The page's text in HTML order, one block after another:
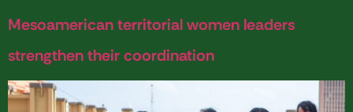
Mesoamerican territorial women leaders
strengthen their coordination